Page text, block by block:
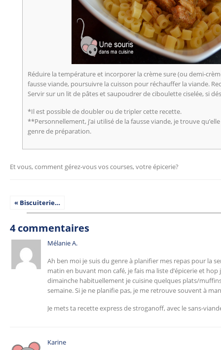
Réduire la température et incorporer la crème sure (ou demi-
fausse viande, poursuivre la cuisson pour réchauffer la viande.
Servir sur un lit de pâtes et saupoudrer de ciboulette ciselée, si
*Il est possible de doubler ou de tripler cette recette.
**Personnellement, j’ai utilisé de la fausse viande, je trouve
genre de préparation.
Et vous, comment gérez-vous vos courses, votre épicerie?
« Biscuiterie…
4 commentaires
Mélanie A.
Ah ben moi je suis du genre à planifier mes repas pour la
matin en buvant mon café, je fais ma liste d’épicerie et hop
dimainche habituellement je cuisine quelques plats/
semaine. Si je ne planifie pas, je me retrouve souvent à
Je mets ta recette express de stroganoff, avec le sans-
Karine